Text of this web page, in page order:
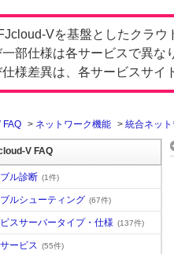
Vを基盤としたクラウ
部仕様は各サービスで異な
様差異は、各サービスサイ
FAQ > ネットワーク機能 > 統合ネッ
V FAQ
ブル診断 (1件)
ブルシューティング (67件)
スサーバータイプ・仕様 (137件)
ービス (55件)